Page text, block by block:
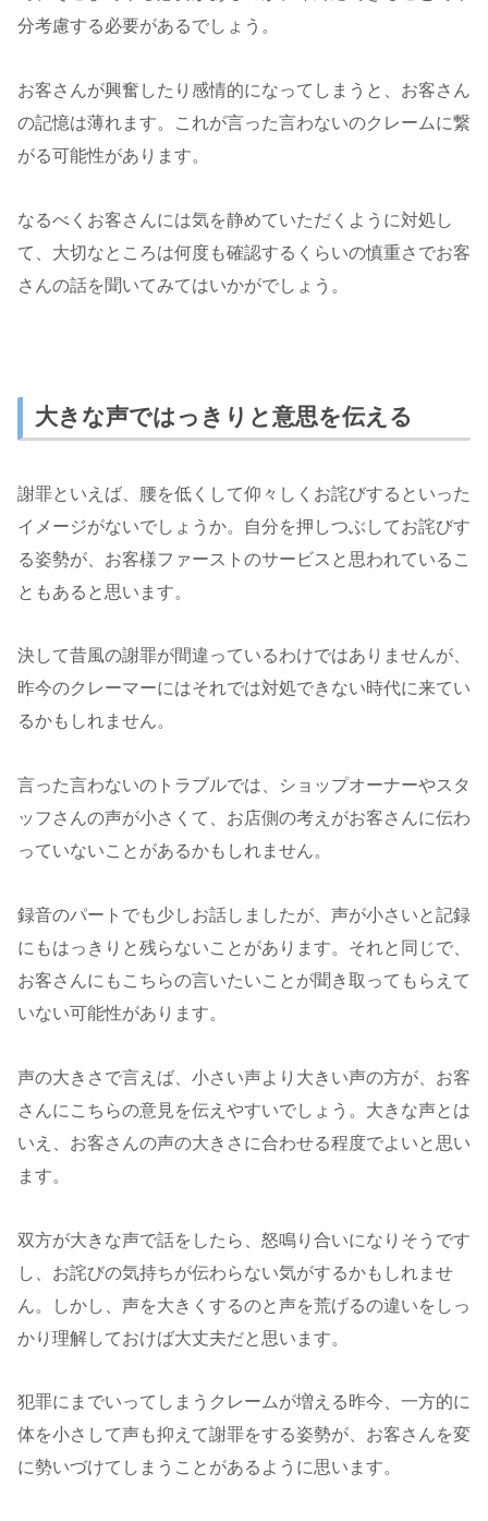
分考慮する必要があるでしょう。
お客さんが興奮したり感情的になってしまうと、お客さん
の記憶は薄れます。これが言った言わないのクレームに繋
がる可能性があります。
なるべくお客さんには気を静めていただくように対処し
て、大切なところは何度も確認するくらいの慎重さでお客
さんの話を聞いてみてはいかがでしょう。
大きな声ではっきりと意思を伝える
謝罪といえば、腰を低くして仰々しくお詫びするといった
イメージがないでしょうか。自分を押しつぶしてお詫びす
る姿勢が、お客様ファーストのサービスと思われているこ
ともあると思います。
決して昔風の謝罪が間違っているわけではありませんが、
昨今のクレーマーにはそれでは対処できない時代に来てい
るかもしれません。
言った言わないのトラブルでは、ショップオーナーやスタ
ッフさんの声が小さくて、お店側の考えがお客さんに伝わ
っていないことがあるかもしれません。
録音のパートでも少しお話しましたが、声が小さいと記録
にもはっきりと残らないことがあります。それと同じで、
お客さんにもこちらの言いたいことが聞き取ってもらえて
いない可能性があります。
声の大きさで言えば、小さい声より大きい声の方が、お客
さんにこちらの意見を伝えやすいでしょう。大きな声とは
いえ、お客さんの声の大きさに合わせる程度でよいと思い
ます。
双方が大きな声で話をしたら、怒鳴り合いになりそうです
し、お詫びの気持ちが伝わらない気がするかもしれませ
ん。しかし、声を大きくするのと声を荒げるの違いをしっ
かり理解しておけば大丈夫だと思います。
犯罪にまでいってしまうクレームが増える昨今、一方的に
体を小さして声も抑えて謝罪をする姿勢が、お客さんを変
に勢いづけてしまうことがあるように思います。